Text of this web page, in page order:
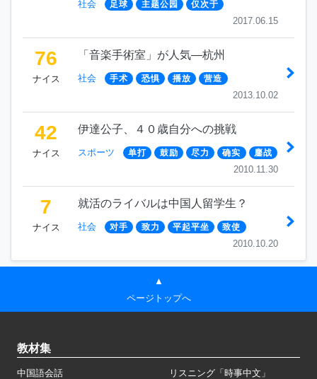
社会 足球 主题公园 仅次于
2017.06.15
76
ナイス
「音楽手術室」が人気―杭州
社会 手术 恐惧 播放 营造
2013.10.02
42
ナイス
伊達公子、４０歳自分への挑戦
スポーツ 单打 鼓励 尽力 确实 鏖战
2010.11.30
7
ナイス
就活のライバルは中国人留学生？
社会 对手 致力 平起平坐 致使
2010.10.20
▲
ページトップへ
教材集
中国語会話
リスニング「時事中文」